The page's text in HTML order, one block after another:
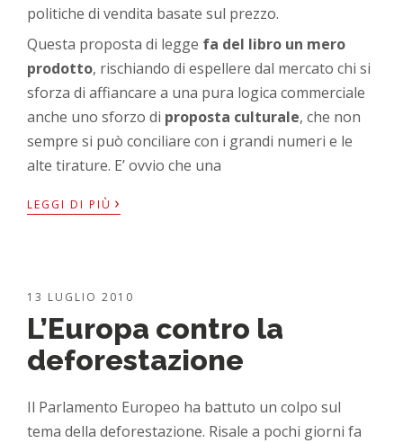
politiche di vendita basate sul prezzo.
Questa proposta di legge fa del libro un mero
prodotto, rischiando di espellere dal mercato chi si
sforza di affiancare a una pura logica commerciale
anche uno sforzo di proposta culturale, che non
sempre si può conciliare con i grandi numeri e le
alte tirature. E’ ovvio che una
LEGGI DI PIÙ ›
13 LUGLIO 2010
L’Europa contro la
deforestazione
Il Parlamento Europeo ha battuto un colpo sul
tema della deforestazione. Risale a pochi giorni fa